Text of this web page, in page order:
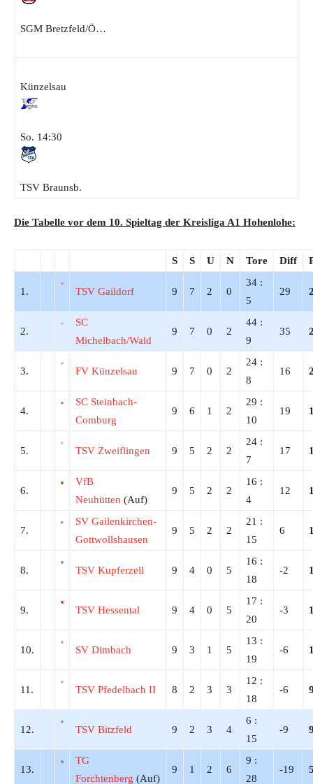
SGM Bretzfeld/Ö…
Künzelsau
So. 14:30
TSV Braunsb.
Die Tabelle vor dem 10. Spieltag der Kreisliga A1 Hohenlohe:
S S U N Tore Diff
1. TSV Gaildorf 9 7 2 0
34 :
5
29
2.
SC
Michelbach/Wald
9 7 0 2
44 :
9
35
3. FV Künzelsau 9 7 0 2
24 :
8
16
4.
SC Steinbach-
Comburg
9 6 1 2
29 :
10
19
5. TSV Zweiflingen 9 5 2 2
24 :
7
17
6.
VfB
Neuhütten (Auf)
9 5 2 2
16 :
4
12
7.
SV Gailenkirchen-
Gottwollshausen
9 5 2 2
21 :
15
6
8. TSV Kupferzell 9 4 0 5
16 :
18
-2
9. TSV Hessental 9 4 0 5
17 :
20
-3
10. SV Dimbach 9 3 1 5
13 :
19
-6
11. TSV Pfedelbach II 8 2 3 3
12 :
18
-6
12. TSV Bitzfeld 9 2 3 4
6 :
15
-9
13.
TG
Forchtenberg (Auf)
9 1 2 6
9 :
28
-19